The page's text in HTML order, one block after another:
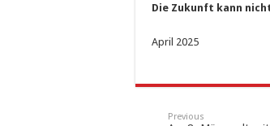
Die Zukunft kann
April 2025
Previous